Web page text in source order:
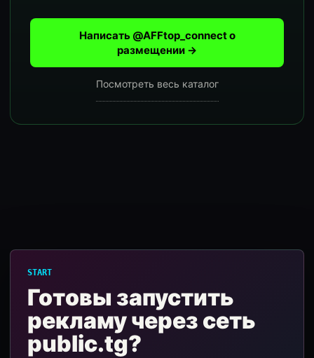
Написать @AFFtop_connect о
размещении →
Посмотреть весь каталог
START
Готовы запустить
рекламу через сеть
public.tg?